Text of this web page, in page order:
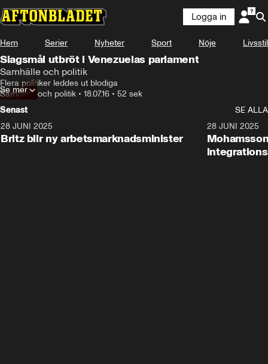
Logga in
Hem Serier Nyheter Sport Nöje Livsstil
Slagsmål utbröt i Venezuelas parlament
Samhälle och politik
Flera politiker leddes ut blodiga
Samhälle och politik • 18.07.16 • 52 sek
Se mer
Senast
SE ALLA
28 JUNI 2025
Britz blir ny arbetsmarknadsminister
28 JUNI 2025